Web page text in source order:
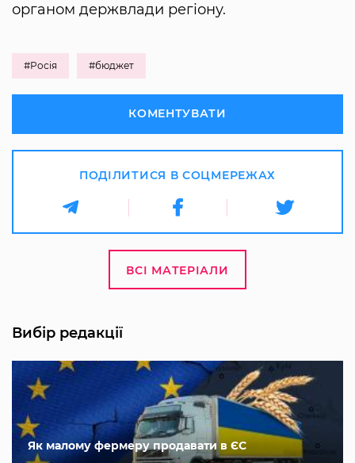
органом держвлади регіону.
#Росія #бюджет
КОМЕНТУВАТИ
ПОДІЛИТИСЯ В СОЦМЕРЕЖАХ
ВСІ МАТЕРІАЛИ
Вибір редакції
Як малому фермеру продавати в ЄС